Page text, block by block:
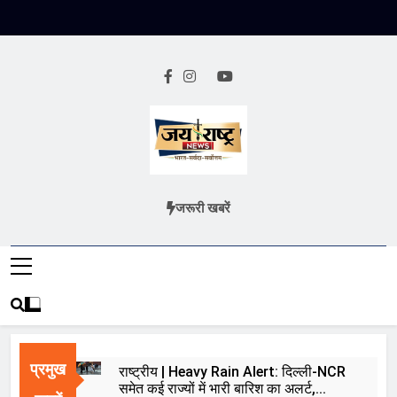
Jai Rashtra
हिंदी समाचार
जरूरी खबरें
प्रमुख
राष्ट्रीय | Heavy Rain Alert: दिल्ली-NCR
समेत कई राज्यों में भारी बारिश का अलर्ट,